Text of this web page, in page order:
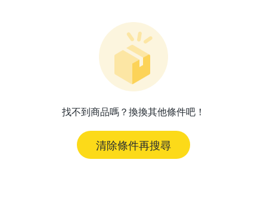
找不到商品嗎？換換其他條件吧！
清除條件再搜尋